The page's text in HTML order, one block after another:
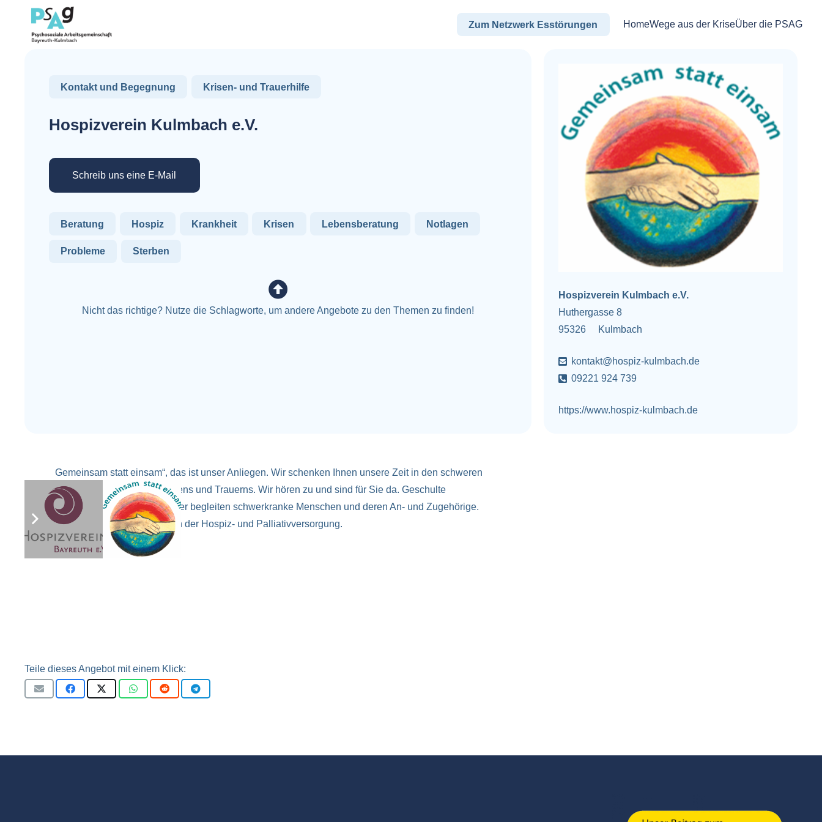
Zum Netzwerk Esstörungen HomeWege aus der KriseÜber die PSAG
Kontakt und Begegnung Krisen- und Trauerhilfe
Hospizverein Kulmbach e.V.
Schreib uns eine E-Mail
Beratung Hospiz Krankheit Krisen Lebensberatung Notlagen
Probleme Sterben
Nicht das richtige? Nutze die Schlagworte, um andere Angebote zu den Themen zu finden!
Hospizverein Kulmbach e.V.
Huthergasse 8
95326
Kulmbach
kontakt@hospiz-kulmbach.de
09221 924 739
https://www.hospiz-kulmbach.de
Gemeinsam statt einsam“, das ist unser Anliegen. Wir schenken Ihnen unsere Zeit in den schweren
Stunden des Abschiednehmens und Trauerns. Wir hören zu und sind für Sie da. Geschulte
ehrenamtliche Hospizbegleiter begleiten schwerkranke Menschen und deren An- und Zugehörige.
Wir beraten Sie bei Fragen in der Hospiz- und Palliativversorgung.
Teile dieses Angebot mit einem Klick: